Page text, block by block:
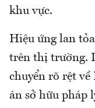
khu vực.
Hiệu ứng lan
trên thị trường.
chuyển rõ rệt về
án sở hữu pháp